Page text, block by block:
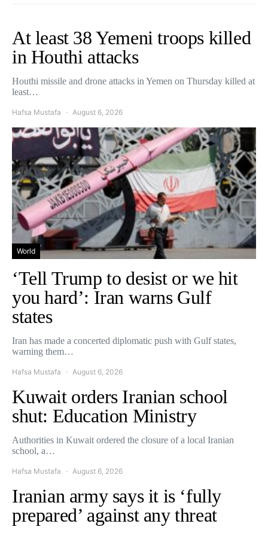
At least 38 Yemeni troops killed
in Houthi attacks
Houthi missile and drone attacks in Yemen on Thursday killed at
least…
Hafsa Mustafa August 6, 2026
World
‘Tell Trump to desist or we hit
you hard’: Iran warns Gulf
states
Iran has made a concerted diplomatic push with Gulf states,
warning them…
Hafsa Mustafa August 6, 2026
Kuwait orders Iranian school
shut: Education Ministry
Authorities in Kuwait ordered the closure of a local Iranian
school, a…
Hafsa Mustafa August 6, 2026
Iranian army says it is ‘fully
prepared’ against any threat